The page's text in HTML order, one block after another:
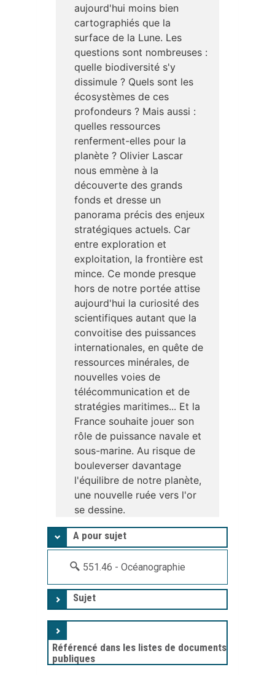
aujourd'hui moins bien
cartographiés que la
surface de la Lune. Les
questions sont nombreuses :
quelle biodiversité s'y
dissimule ? Quels sont les
écosystèmes de ces
profondeurs ? Mais aussi :
quelles ressources
renferment-elles pour la
planète ? Olivier Lascar
nous emmène à la
découverte des grands
fonds et dresse un
panorama précis des enjeux
stratégiques actuels. Car
entre exploration et
exploitation, la frontière est
mince. Ce monde presque
hors de notre portée attise
aujourd'hui la curiosité des
scientifiques autant que la
convoitise des puissances
internationales, en quête de
ressources minérales, de
nouvelles voies de
télécommunication et de
stratégies maritimes... Et la
France souhaite jouer son
rôle de puissance navale et
sous-marine. Au risque de
bouleverser davantage
l'équilibre de notre planète,
une nouvelle ruée vers l'or
se dessine.
A pour sujet
551.46 - Océanographie
Sujet
Référencé dans les listes de documents
publiques